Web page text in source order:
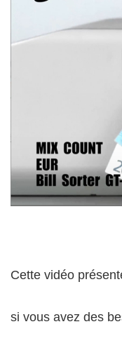
Cette vidéo
si vous avez des